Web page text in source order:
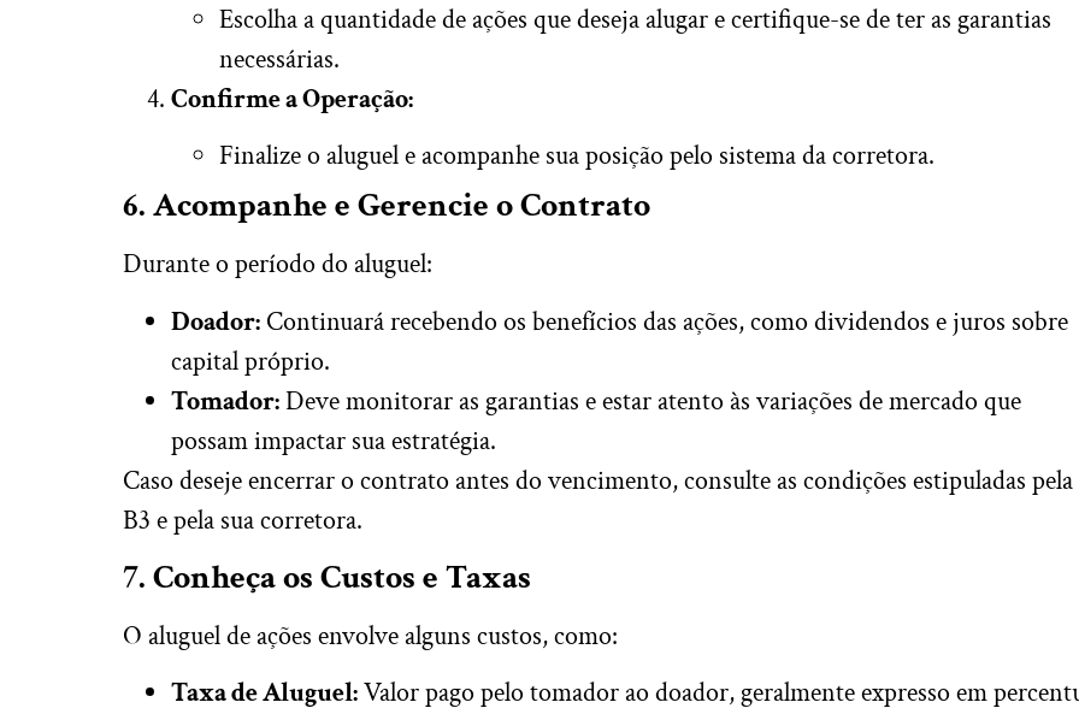
Escolha a quantidade de ações que deseja alugar e certifique-se de ter as garantias
necessárias.
Confirme a Operação:
Finalize o aluguel e acompanhe sua posição pelo sistema da corretora.
6. Acompanhe e Gerencie o Contrato
Durante o período do aluguel:
Doador: Continuará recebendo os benefícios das ações, como dividendos e juros sobre
capital próprio.
Tomador:Deve monitorar as garantias e estar atento às variações de mercado que
possam impactar sua estratégia.
Caso deseje encerrar o contrato antes do vencimento, consulte as condições estipuladas pela
B3 e pela sua corretora.
7. Conheça os Custos e Taxas
O aluguel de ações envolve alguns custos, como:
Taxa de Aluguel:Valor pago pelo tomador ao doador, geralmente expresso em